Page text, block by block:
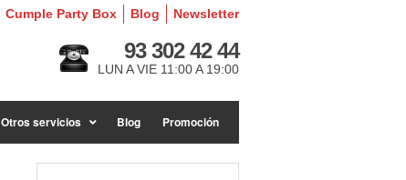
Newsletter
Blog
Cumple Party Box
93 302 42 44
LUN A VIE 11:00 A 19:00
Otros servicios Blog Promoción